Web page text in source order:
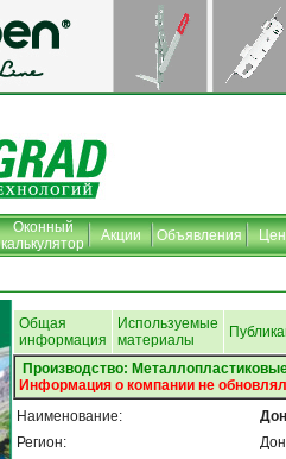
Оконный
калькулятор
Акции Объявления
Общая
информация
Используемые
материалы
Производство:
Информация о компании не
Наименование:
Регион: